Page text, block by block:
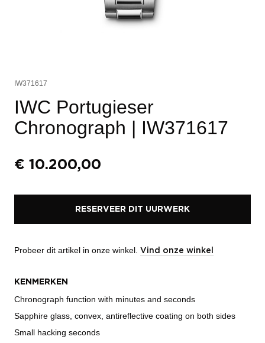
IW371617
IWC Portugieser
Chronograph | IW371617
€ 10.200,00
RESERVEER DIT UURWERK
Probeer dit artikel in onze winkel. Vind onze winkel
KENMERKEN
Chronograph function with minutes and seconds
Sapphire glass, convex, antireflective coating on both sides
Small hacking seconds